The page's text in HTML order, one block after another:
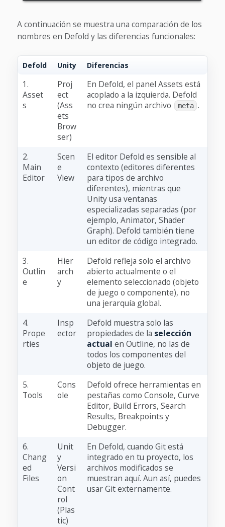
A continuación se muestra una comparación de los
nombres en Defold y las diferencias funcionales:
Defold Unity Diferencias
1.
Asset
s
Proj
ect
(Ass
ets
Brow
ser)
En Defold, el panel Assets está
acoplado a la izquierda. Defold
no crea ningún archivo
meta .
2.
Main
Editor
Scen
e
View
El editor Defold es sensible al
contexto (editores diferentes
para tipos de archivo
diferentes), mientras que
Unity usa ventanas
especializadas separadas (por
ejemplo, Animator, Shader
Graph). Defold también tiene
un editor de código integrado.
3.
Outlin
e
Hier
arch
y
Defold refleja solo el archivo
abierto actualmente o el
elemento seleccionado (objeto
de juego o componente), no
una jerarquía global.
4.
Prope
rties
Insp
ector
Defold muestra solo las
propiedades de la selección
actual en Outline, no las de
todos los componentes del
objeto de juego.
5.
Tools
Cons
ole
Defold ofrece herramientas en
pestañas como Console, Curve
Editor, Build Errors, Search
Results, Breakpoints y
Debugger.
6.
Chang
ed
Files
Unit
y
Versi
on
Cont
rol
(Plas
tic)
En Defold, cuando Git está
integrado en tu proyecto, los
archivos modificados se
muestran aquí. Aun así, puedes
usar Git externamente.